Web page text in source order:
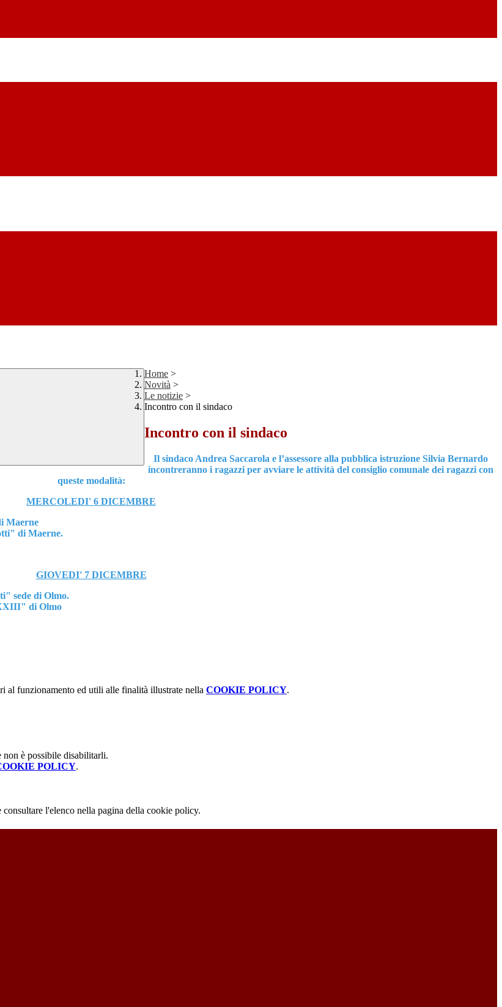
Home >
Novità >
Le notizie >
Incontro con il sindaco
Incontro con il sindaco
Il sindaco Andrea Saccarola e l’assessore alla pubblica istruzione Silvia Bernardo
incontreranno i ragazzi per avviare le attività del consiglio comunale dei ragazzi con
queste modalità:
MERCOLEDI' 6 DICEMBRE
Maerne
di Maerne.
GIOVEDI' 7 DICEMBRE
sede di Olmo.
di Olmo
al funzionamento ed utili alle finalità illustrate nella COOKIE POLICY.
non è possibile disabilitarli.
POLICY.
l'elenco nella pagina della cookie policy.